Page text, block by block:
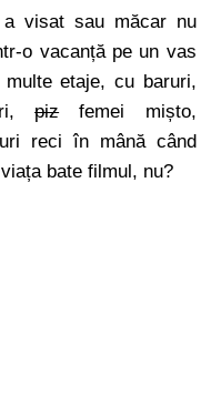
visat sau măcar nu
o vacanță pe un vas
etaje, cu baruri,
pizfemei mișto,
reci în mână când
bate filmul, nu?